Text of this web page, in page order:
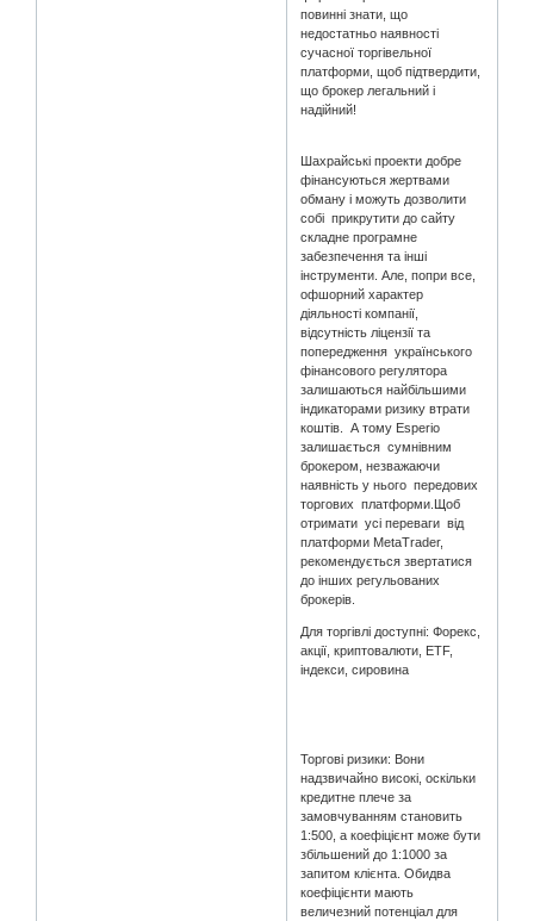
повинні знати, що
недостатньо наявності
сучасної торгівельної
платформи, щоб підтвердити,
що брокер легальний і
надійний!
Шахрайські проекти добре
фінансуються жертвами
обману і можуть дозволити
собі прикрутити до сайту
складне програмне
забезпечення та інші
інструменти. Але, попри все,
офшорний характер
діяльності компанії,
відсутність ліцензії та
попередження українського
фінансового регулятора
залишаються найбільшими
індикаторами ризику втрати
коштів. А тому Esperio
залишається сумнівним
брокером, незважаючи
наявність у нього передових
торгових платформи.Щоб
отримати усі переваги від
платформи MetaTrader,
рекомендується звертатися
до інших регульованих
брокерів.
Для торгівлі доступні: Форекс,
акції, криптовалюти, ETF,
індекси, сировина
Торгові ризики: Вони
надзвичайно високі, оскільки
кредитне плече за
замовчуванням становить
1:500, а коефіцієнт може бути
збільшений до 1:1000 за
запитом клієнта. Обидва
коефіцієнти мають
величезний потенціал для